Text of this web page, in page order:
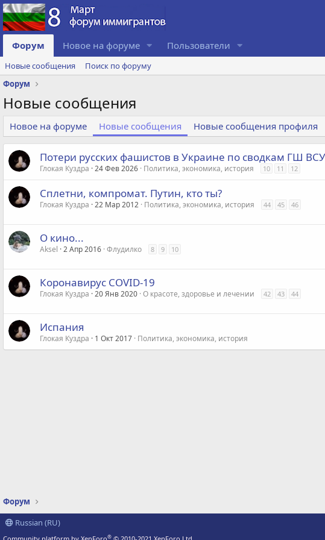
Форум Новое на форуме Пользователи
Новые сообщения
Поиск по форуму
Форум
Новые сообщения
Новое на форуме Новые сообщения Новые сообщения профиля
Потери русских фашистов в Украине по сводкам ГШ
Глокая Куздра 24 Фев 2026 Политика, экономика, история 10 11 12
Сплетни, компромат. Путин, кто ты?
Глокая Куздра 22 Мар 2012 Политика, экономика, история 44 45 46
О кино...
Aksel 2 Апр 2016 Флудилко 8 9 10
Коронавирус COVID-19
Глокая Куздра 20 Янв 2020 О красоте, здоровье и лечении 42 43 44
Испания
Глокая Куздра 1 Окт 2017 Политика, экономика, история
Форум
Russian (RU)
®